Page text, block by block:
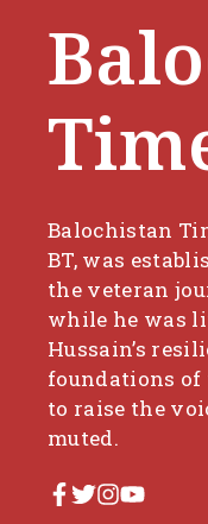
Balochistan
BT, was
the veteran
while he was
Hussain’s
foundations
to raise the
muted.